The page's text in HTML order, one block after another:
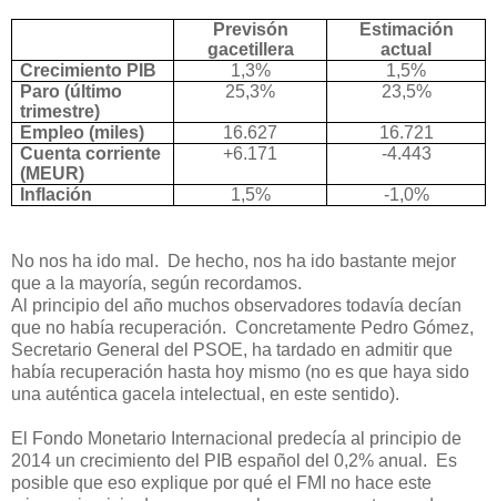
Previsón
gacetillera
Estimación
actual
Crecimiento PIB
1,3%
1,5%
Paro (último
trimestre)
25,3% 23,5%
Empleo (miles) 16.627
16.721
Cuenta corriente
(MEUR)
+6.171 -4.443
Inflación 1,5% -1,0%
No nos ha ido mal. De hecho, nos ha ido bastante mejor
que a la mayoría, según recordamos.
Al principio del año muchos observadores todavía decían
que no había recuperación. Concretamente Pedro Gómez,
Secretario General del PSOE, ha tardado en admitir que
había recuperación hasta hoy mismo (no es que haya sido
una auténtica gacela intelectual, en este sentido).
El Fondo Monetario Internacional predecía al principio de
2014 un crecimiento del PIB español del 0,2% anual. Es
posible que eso explique por qué el FMI no hace este